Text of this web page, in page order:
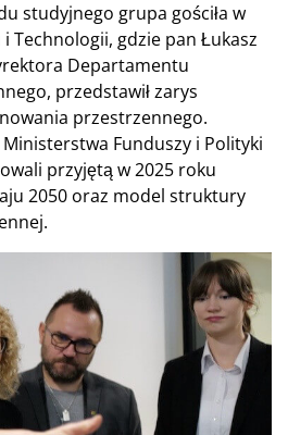
studyjnego grupa gościła w
Technologii, gdzie pan Łukasz
Departamentu
przedstawił zarys
przestrzennego.
Funduszy i Polityki
przyjętą w 2025 roku
2050 oraz model struktury